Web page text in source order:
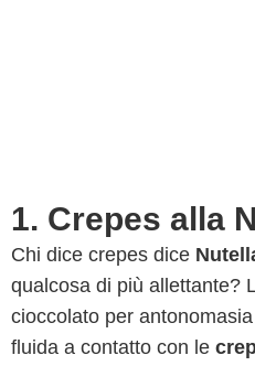
1. Crepes alla
Chi dice crepes dice
qualcosa di più allettante?
cioccolato per
fluida a contatto con le